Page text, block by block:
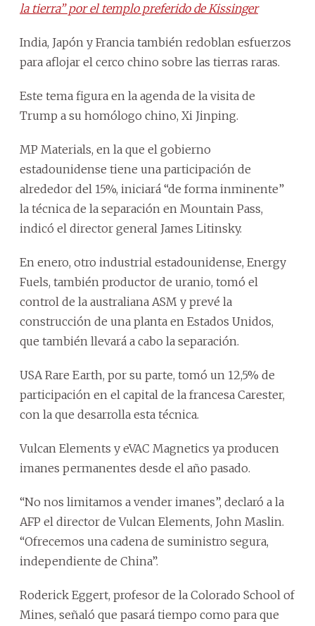
la tierra” por el templo preferido de Kissinger
India, Japón y Francia también redoblan esfuerzos
para aflojar el cerco chino sobre las tierras raras.
Este tema figura en la agenda de la visita de
Trump a su homólogo chino, Xi Jinping.
MP Materials, en la que el gobierno
estadounidense tiene una participación de
alrededor del 15%, iniciará “de forma inminente”
la técnica de la separación en Mountain Pass,
indicó el director general James Litinsky.
En enero, otro industrial estadounidense, Energy
Fuels, también productor de uranio, tomó el
control de la australiana ASM y prevé la
construcción de una planta en Estados Unidos,
que también llevará a cabo la separación.
USA Rare Earth, por su parte, tomó un 12,5% de
participación en el capital de la francesa Carester,
con la que desarrolla esta técnica.
Vulcan Elements y eVAC Magnetics ya producen
imanes permanentes desde el año pasado.
“No nos limitamos a vender imanes”, declaró a la
AFP el director de Vulcan Elements, John Maslin.
“Ofrecemos una cadena de suministro segura,
independiente de China”.
Roderick Eggert, profesor de la Colorado School of
Mines, señaló que pasará tiempo como para que